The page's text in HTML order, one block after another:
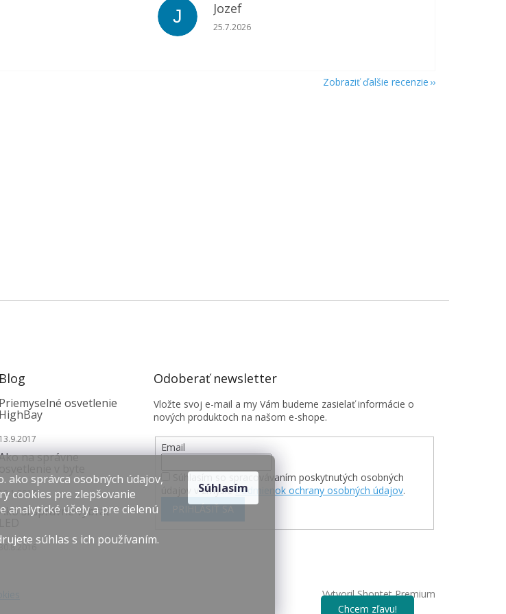
ako správca osobných údajov,
cookies pre zlepšovanie
analytické účely a pre cielenú
súhlas s ich používaním.
Súhlasím
je 5 z 5 hviezdičiek. J Jozef
Hodnotenie obchodu je 5 z 5 hviezdičiek.
25.7.2026
Zobraziť ďalšie recenzie
Blog
Priemyselné osvetlenie
HighBay
13.9.2017
na správne
si správne vybrať
Odoberať newsletter
Vložte svoj e-mail a my Vám budeme zasielať informácie o
nových produktoch na našom e-shope.
Email
Súhlasím so spracovávaním poskytnutých osobných
údajov v zmyslePodmienok ochrany osobných údajov.
PRIHLÁSIŤ SA
Vytvoril Shoptet Premium
Chcem zľavu!